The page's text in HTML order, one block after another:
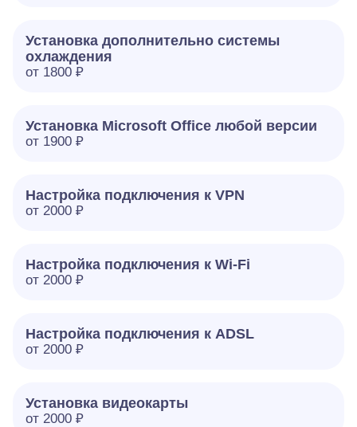
Установка дополнительно системы
охлаждения
от 1800 ₽
Установка Microsoft Office любой версии
от 1900 ₽
Настройка подключения к VPN
от 2000 ₽
Настройка подключения к Wi-Fi
от 2000 ₽
Настройка подключения к ADSL
от 2000 ₽
Установка видеокарты
от 2000 ₽